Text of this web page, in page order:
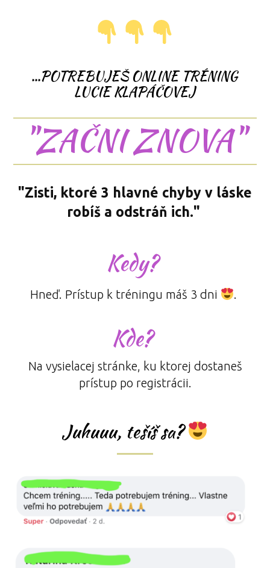
...POTREBUJEŠ ONLINE TRÉNING
LUCIE KLAPÁČOVEJ
"ZAČNI ZNOVA"
"Zisti, ktoré 3 hlavné chyby v láske
robíš a odstráň ich."
Kedy?
Hneď. Prístup k tréningu máš 3 dni
Kde?
Na vysielacej stránke, ku ktorej dostaneš
prístup po registrácii.
Juhuuu, tešíš sa?